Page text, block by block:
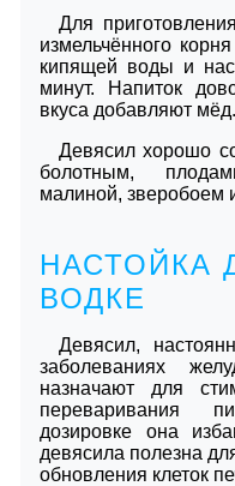
Для
измельчённого
кипящей воды и
минут. Напиток
вкуса добавляют мёд.
Девясил хорошо
болотным,
малиной, зверобоем
НАСТОЙКА
ВОДКЕ
Девясил,
заболеваниях
назначают для
переваривания
дозировке она
девясила полезна
обновления клеток